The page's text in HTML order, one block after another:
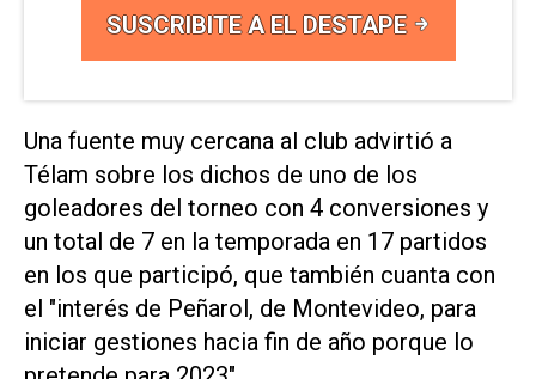
SUSCRIBITE A EL DESTAPE
Una fuente muy cercana al club advirtió a
Télam sobre los dichos de uno de los
goleadores del torneo con 4 conversiones y
un total de 7 en la temporada en 17 partidos
en los que participó, que también cuanta con
el "interés de Peñarol, de Montevideo, para
iniciar gestiones hacia fin de año porque lo